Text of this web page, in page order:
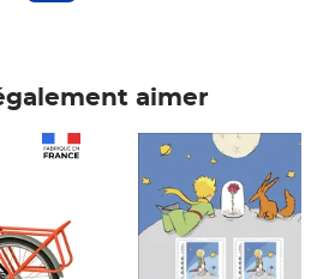
aimer
Prix 7,50€